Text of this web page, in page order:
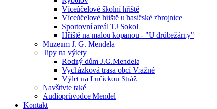
Víceúčelové školní hřiště
Víceúčelové hřiště u hasičské zbrojnice
Sportovní areál TJ Sokol
Hřiště na malou kopanou - "U drůbežárny"
Muzeum J. G. Mendela
Tipy na výlety
Rodný dům J.G.Mendela
Vycházková trasa obcí Vražné
Výlet na Lučickou Stráž
Navštivte také
Audioprůvodce Mendel
Kontakt